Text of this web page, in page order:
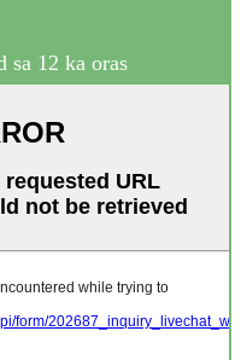
sa 12 ka oras